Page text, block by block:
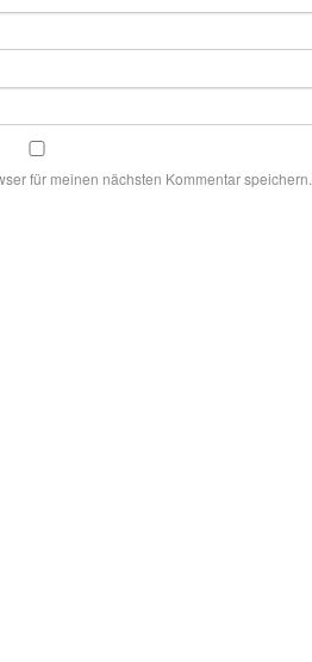
für meinen nächsten Kommentar speichern.